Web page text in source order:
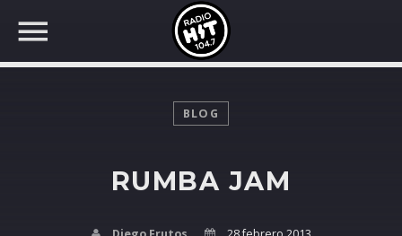
BLOG
RUMBA JAM